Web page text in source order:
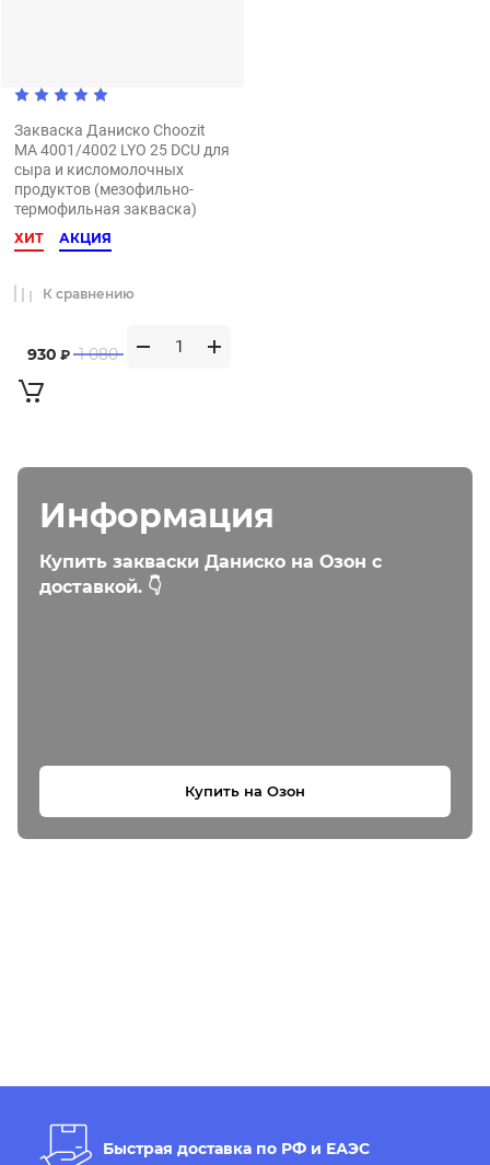
Информация
Купить закваски Даниско на Озон с
доставкой. 👇
Купить на Озон
Закваска Даниско Choozit
МА 4001/4002 LYO 25 DCU для
сыра и кисломолочных
продуктов (мезофильно-
термофильная закваска)
ХИТ АКЦИЯ
1 080
930 ₽
К сравнению
Быстрая доставка по РФ и ЕАЭС